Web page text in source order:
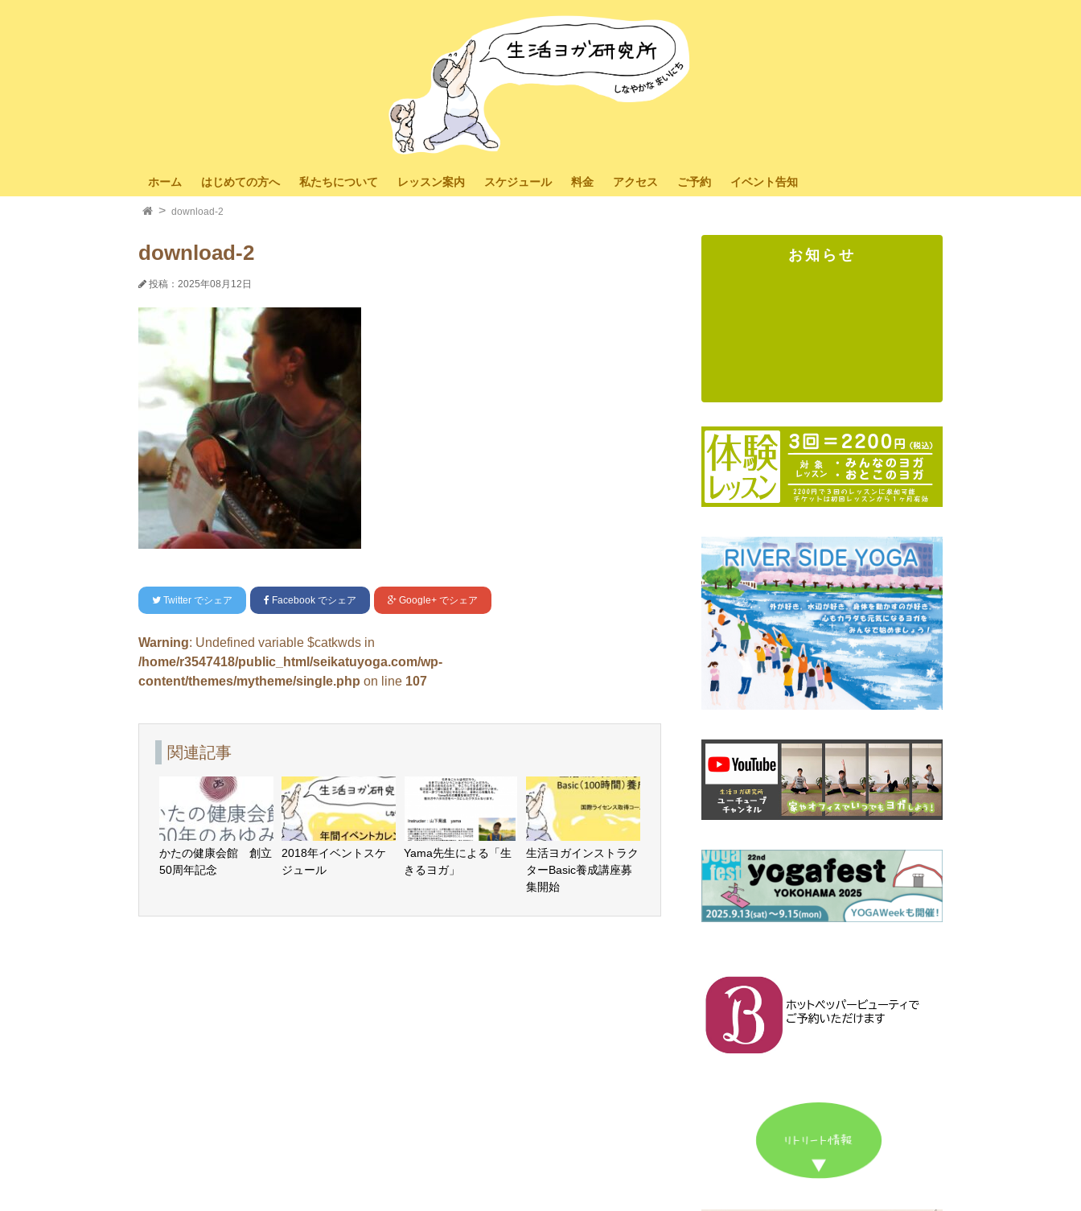
ホーム はじめての方へ 私たちについて レッスン案内 スケジュール 料金 アクセス ご予約 イベント告知
download-2
download-2
投稿：2025年08月12日
Twitter でシェア Facebook でシェア Google+ でシェア
Warning: Undefined variable $catkwds in
/home/r3547418/public_html/seikatuyoga.com/wp-
content/themes/mytheme/single.php on line 107
関連記事
かたの健康会館 創立
50周年記念
2018年イベントスケ
ジュール
Yama先生による「生
きるヨガ」
生活ヨガインストラク
ターBasic養成講座募
集開始
お知らせ